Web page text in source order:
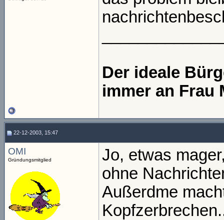
Der ideale
immer an Frau
22-12-2003, 15:47
OMI
Gründungsmitglied
Jo, etwas
ohne
Außerdme